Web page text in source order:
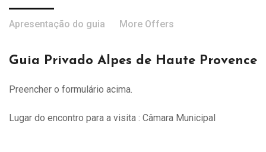
Apresentação do guia More Offers
Guia Privado Alpes de Haute Provence
Preencher o formulário acima.
Lugar do encontro para a visita : Câmara Municipal